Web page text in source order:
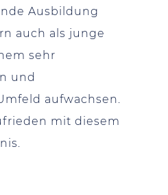
Ausbildung
auch als junge
sehr
und
aufwachsen.
mit diesem